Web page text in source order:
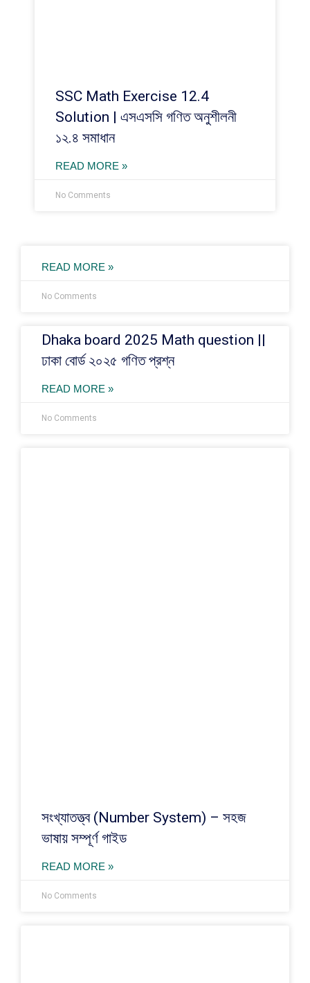
SSC Math Exercise 12.4
Solution | এসএসসি গণিত অনুশীলনী
১২.৪ সমাধান
READ MORE »
No Comments
READ MORE »
No Comments
Dhaka board 2025 Math question ||
ঢাকা বোর্ড ২০২৫ গণিত প্রশ্ন
READ MORE »
No Comments
সংখ্যাতত্ত্ব (Number System) – সহজ
ভাষায় সম্পূর্ণ গাইড
READ MORE »
No Comments